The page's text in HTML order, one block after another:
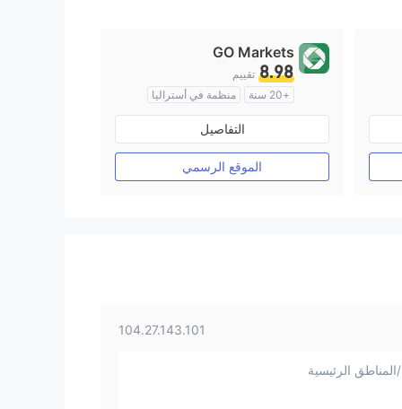
GO Markets
8.98 تقييم
+20 سنة
منظمة في أستراليا
صناعة السوق (MM)
cTrader
التفاصيل
الموقع الرسمي
104.27.143.101
المناطق الرئيسية